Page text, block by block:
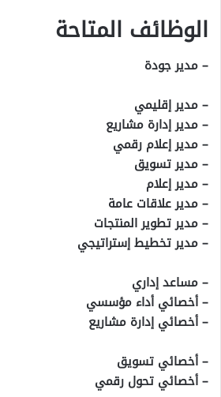
الوظائف المتاحة
– مدير جودة
– مدير إقليمي
– مدير إدارة مشاريع
– مدير إعلام رقمي
– مدير تسويق
– مدير إعلام
– مدير علاقات عامة
– مدير تطوير المنتجات
– مدير تخطيط إستراتيجي
– مساعد إداري
– أخصائي أداء مؤسسي
– أخصائي إدارة مشاريع
– أخصائي تسويق
– أخصائي تحول رقمي